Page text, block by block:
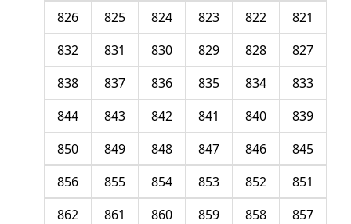
821
822
823
824
825
826
827
828
829
830
831
832
833
834
835
836
837
838
839
840
841
842
843
844
845
846
847
848
849
850
851
852
853
854
855
856
857
858
859
860
861
862